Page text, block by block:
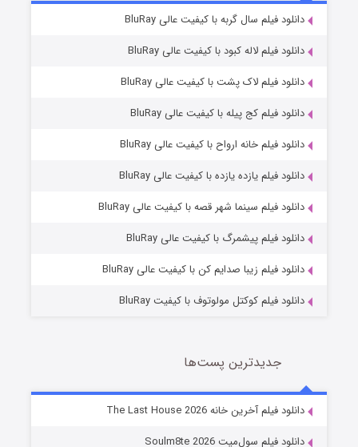
قسمت7 (زیرنویس) منتشر شد
خاندان اژدها فصل ۳
دانلود فیلم سال گربه با کیفیت عالی BluRay
دانلود فیلم لاله کبود با کیفیت عالی BluRay
دانلود فیلم لاک پشت با کیفیت عالی BluRay
دانلود فیلم کج‌ پیله با کیفیت عالی BluRay
دانلود فیلم خانه ارواح با کیفیت عالی BluRay
دانلود فیلم یازده یازده با کیفیت عالی BluRay
دانلود فیلم سینما شهر قصه با کیفیت عالی BluRay
دانلود فیلم پیشمرگ با کیفیت عالی BluRay
دانلود فیلم زیبا صدایم کن با کیفیت عالی BluRay
دانلود فیلم کوکتل مولوتوف با کیفیت BluRay
جدیدترین پست‌ها
دانلود فیلم آخرین خانه The Last House 2026
دانلود فیلم سول‌میت Soulm8te 2026